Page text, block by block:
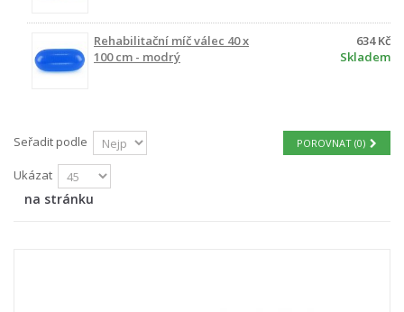
Rehabilitační míč válec 40 x
100 cm - modrý
634 Kč
Skladem
POROVNAT (0)
Seřadit podle
Ukázat
na stránku